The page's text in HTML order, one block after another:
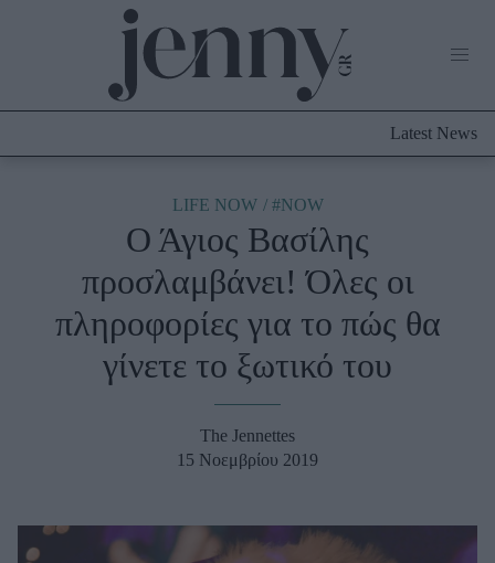
Culture
Shopping
Styling Tips
Fashion News
Beauty News
Latest News
LIFE NOW #NOW
Ο Άγιος Βασίλης
προσλαμβάνει! Όλες οι
πληροφορίες για το πώς θα
γίνετε το ξωτικό του
The Jennettes
15 Νοεμβρίου 2019